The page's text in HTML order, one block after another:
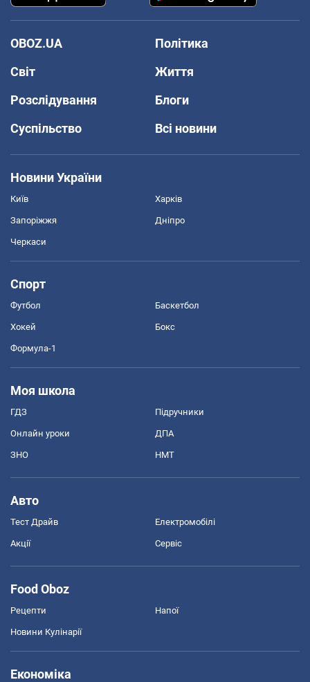
OBOZ.UA
Політика
Світ
Життя
Розслідування
Блоги
Суспільство
Всі новини
Новини України
Київ Харків
Запоріжжя Дніпро
Черкаси
Спорт
Футбол Баскетбол
Хокей Бокс
Формула-1
Моя школа
ГДЗ Підручники
Онлайн уроки ДПА
ЗНО НМТ
Авто
Тест Драйв Електромобілі
Акції Сервіс
Food Oboz
Рецепти Напої
Новини Кулінарії
Економіка